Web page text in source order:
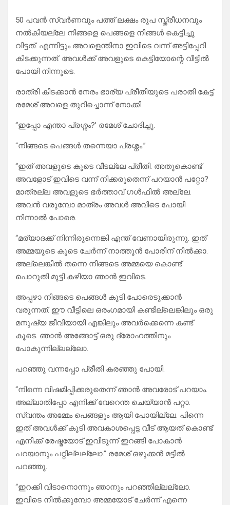
50 പവൻ സ്വർണവും പത്ത് ലക്ഷം രൂപ സ്ത്രീധനവും
നൽകിയല്ലേ നിങ്ങളെ പെങ്ങളെ നിങ്ങൾ കെട്ടിച്ചു
വിട്ടത്. എന്നിട്ടും അവളെന്തിനാ ഇവിടെ വന്ന് അട്ടിപ്പേറി
കിടക്കുന്നത്. അവൾക്ക് അവളുടെ കെട്ടിയോന്റെ വീട്ടിൽ
പോയി നിന്നൂടെ.
രാത്രി കിടക്കാൻ നേരം ഭാര്യ പ്രീതിയുടെ പരാതി കേട്ട്
രമേശ്‌ അവളെ തുറിച്ചൊന്ന് നോക്കി.
“ഇപ്പോ എന്താ പ്രശ്നം?’ രമേശ്‌ ചോദിച്ചു.
“നിങ്ങടെ പെങ്ങൾ തന്നെയാ പ്രശ്നം.”
“ഇത് അവളുടെ കൂടെ വീടല്ലേ പ്രീതി. അതുകൊണ്ട്
അവളോട് ഇവിടെ വന്ന് നിക്കരുതെന്ന് പറയാൻ പറ്റോ?
മാത്രല്ല അവളുടെ ഭർത്താവ് ഗൾഫിൽ അല്ലേ.
അവൻ വരുമ്പോ മാത്രം അവൾ അവിടെ പോയി
നിന്നാൽ പോരെ.
“മര്യാദക്ക് നിന്നിരുന്നെങ്കി എന്ത് വേണായിരുന്നു. ഇത്
അമ്മയുടെ കൂടെ ചേർന്ന് നാത്തൂൻ പോരിന് നിൽക്കാ.
അല്ലെങ്കിൽ തന്നെ നിങ്ങടെ അമ്മയെ കൊണ്ട്
പൊറുതി മുട്ടി കഴിയാ ഞാൻ ഇവിടെ.
അപ്പഴാ നിങ്ങടെ പെങ്ങൾ കൂടി പോരെടുക്കാൻ
വരുന്നത്. ഈ വീട്ടിലെ ഒരംഗമായി കണ്ടില്ലെങ്കിലും ഒരു
മനുഷ്യ ജീവിയായി എങ്കിലും അവർക്കെന്നെ കണ്ട്
കൂടെ. ഞാൻ അങ്ങോട്ട്‌ ഒരു ദ്രോഹത്തിനും
പോകുന്നില്ലല്ലോ.
പറഞ്ഞു വന്നപ്പോ പ്രീതി കരഞ്ഞു പോയി.
“നിന്നെ വിഷമിപ്പിക്കരുതെന്ന് ഞാൻ അവരോട് പറയാം.
അല്ലാതിപ്പോ എനിക്ക് വേറെന്ത ചെയ്യാൻ പറ്റാ.
സ്വന്തം അമ്മേം പെങ്ങളും ആയി പോയില്ലേ. പിന്നെ
ഇത് അവൾക്ക് കൂടി അവകാശപ്പെട്ട വീട് ആയത് കൊണ്ട്
എനിക്ക് രേഷ്മയോട് ഇവിടുന്ന് ഇറങ്ങി പോകാൻ
പറയാനും പറ്റില്ലല്ലോ.” രമേശ്‌ ഒഴുക്കൻ മട്ടിൽ
പറഞ്ഞു.
“ഇറക്കി വിടാനൊന്നും ഞാനും പറഞ്ഞില്ലല്ലോ.
ഇവിടെ നിൽക്കുമ്പോ അമ്മയോട് ചേർന്ന് എന്നെ